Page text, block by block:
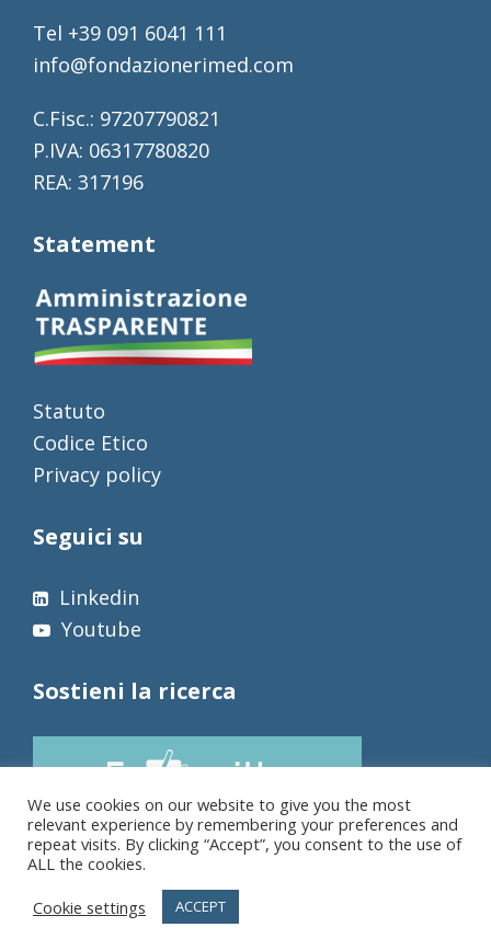
Tel +39 091 6041 111
info@fondazionerimed.com
C.Fisc.: 97207790821
P.IVA: 06317780820
REA: 317196
Statement
Statuto
Codice Etico
Privacy policy
Seguici su
Linkedin
Youtube
Sostieni la ricerca
We use cookies on our website to give you the most
relevant experience by remembering your preferences and
repeat visits. By clicking “Accept”, you consent to the use of
ALL the cookies.
Cookie settings
ACCEPT